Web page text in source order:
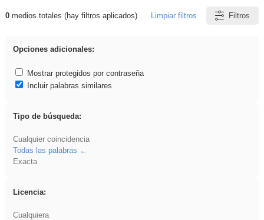
Resultados de: VDj
0medios totales (hay filtros aplicados) Limpiar filtros Filtros
Opciones adicionales:
Mostrar protegidos por contraseña
Incluir palabras similares
Tipo de búsqueda:
Cualquier coincidencia
Todas las palabras
Exacta
Licencia:
Cualquiera